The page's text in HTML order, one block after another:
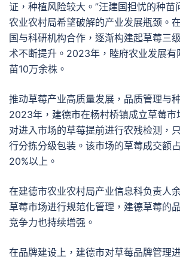
证，种植风险较大。”汪建国担忧的种苗
农业农村局希望破解的产业发展瓶颈。
国与科研机构合作，逐渐构建起草莓三
术不断提升。2023年，睦府农业发展有
苗10万余株。
推动草莓产业高质量发展，品质管理与
2023年，建德市在杨村桥镇成立草莓市
对进入市场的草莓提前进行农残检测，
行分拣分级包装。该市场的草莓成交额
20%以上。
在建德市农业农村局产业信息科负责人
草莓市场进行规范化管理，建德草莓的
竞争力也持续增强。
在品牌建设上，建德市对草莓品牌管理